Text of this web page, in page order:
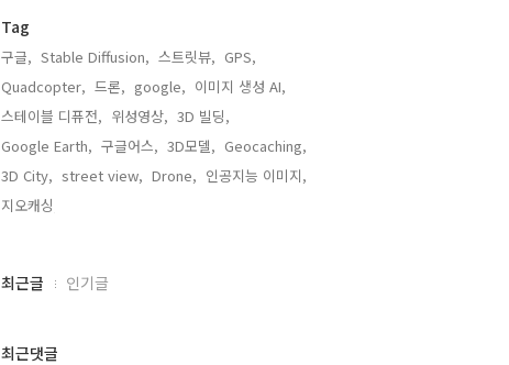
Tag
구글, Stable Diffusion, 스트릿뷰, GPS,
Quadcopter, 드론, google, 이미지 생성 AI,
스테이블 디퓨전, 위성영상, 3D 빌딩,
Google Earth, 구글어스, 3D모델, Geocaching,
3D City, street view, Drone, 인공지능 이미지,
지오캐싱,
최
과
최근글 인기글
최근댓글